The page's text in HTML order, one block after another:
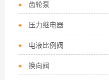
齿轮泵
压力继电器
电液比例阀
换向阀